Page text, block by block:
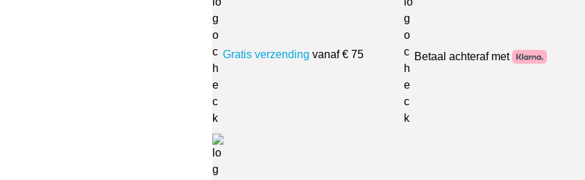
Gratis verzending vanaf € 75 Betaal achteraf met